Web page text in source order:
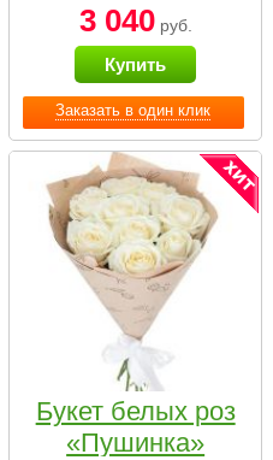
Заказать в один клик
3 040руб.
Купить
Букет белых роз
«Пушинка»